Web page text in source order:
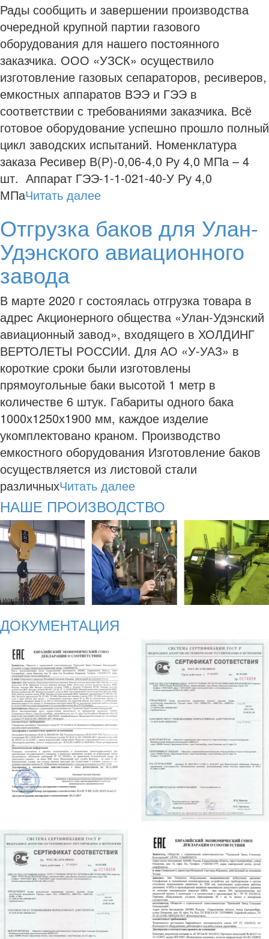
Рады сообщить и завершении производства
очередной крупной партии газового
оборудования для нашего постоянного
заказчика. ООО «УЗСК» осуществило
изготовление газовых сепараторов, ресиверов,
емкостных аппаратов ВЭЭ и ГЭЭ в
соответствии с требованиями заказчика. Всё
готовое оборудование успешно прошло полный
цикл заводских испытаний. Номенклатура
заказа Ресивер В(Р)-0,06-4,0 Ру 4,0 МПа – 4
шт. Аппарат ГЭЭ-1-1-021-40-У Ру 4,0
МПаЧитать далее
Отгрузка баков для Улан-
Удэнского авиационного
завода
В марте 2020 г состоялась отгрузка товара в
адрес Акционерного общества «Улан-Удэнский
авиационный завод», входящего в ХОЛДИНГ
ВЕРТОЛЕТЫ РОССИИ. Для АО «У-УАЗ» в
короткие сроки были изготовлены
прямоугольные баки высотой 1 метр в
количестве 6 штук. Габариты одного бака
1000х1250х1900 мм, каждое изделие
укомплектовано краном. Производство
емкостного оборудования Изготовление баков
осуществляется из листовой стали
различныхЧитать далее
НАШЕ ПРОИЗВОДСТВО
ДОКУМЕНТАЦИЯ